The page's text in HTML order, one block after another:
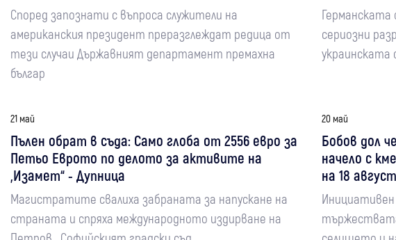
Според запознати с въпроса служители на
американския президент преразглеждат редица от
тези случаи Държавният департамент премахна
българ
сериозни
украинската
21 май
Пълен обрат в съда: Само глоба от 2556 евро за
Петьо Еврото по делото за активите на
„Изамет“ - Дупница
Магистратите свалиха забраната за напускане на
страната и спряха международното издирване на
20 май
Бобов дол
начело с
на 18 август